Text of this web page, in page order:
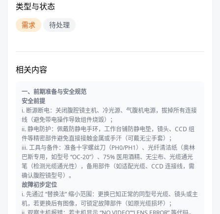
类型与状态
需求 待处理
相关内容
一、前期准备与安全规范
安全前提
i. 断源断电：关闭腹腔镜主机、冷光源、气腹机电源，拔掉所有连接
线（避免带电操作导致组件烧毁）；
ii. 静电防护：佩戴防静电手环，工作台铺防静电垫，镜头、CCD 组
件等精密部件避免直接接触金属或手汗（可戴无尘手套）；
iii. 工具与备件：准备十字螺丝刀（PH0/PH1）、光纤清洁纸（奥林
巴斯专用，如型号 “OC-20”）、75% 医用酒精、无尘布、光缆通光
笔（检测光缆通光性），备用部件（如适配光缆、CCD 连接线，需
确认腹腔镜型号）。
故障初步定位
i. 先通过 “替换法” 缩小范围：更换已知正常的同型号光缆、镜头或主
机，若更换后有图像，可锁定故障部件（如原光缆损坏）；